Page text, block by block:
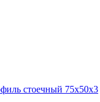
стоечный 75х50х3